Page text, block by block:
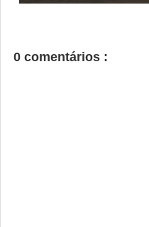
0 comentários :